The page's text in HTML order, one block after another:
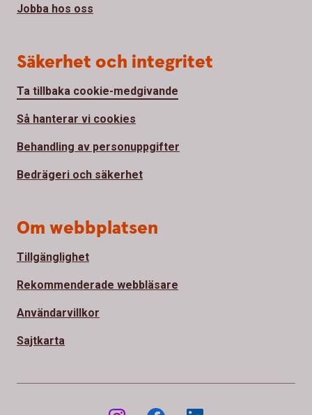
Jobba hos oss
Säkerhet och integritet
Ta tillbaka cookie-medgivande
Så hanterar vi cookies
Behandling av personuppgifter
Bedrägeri och säkerhet
Om webbplatsen
Tillgänglighet
Rekommenderade webbläsare
Användarvillkor
Sajtkarta